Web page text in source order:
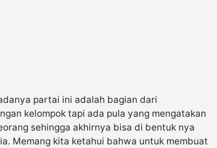
partai ini adalah bagian dari
kelompok tapi ada pula yang mengatakan
sehingga akhirnya bisa di bentuk nya
Memang kita ketahui bahwa untuk membuat